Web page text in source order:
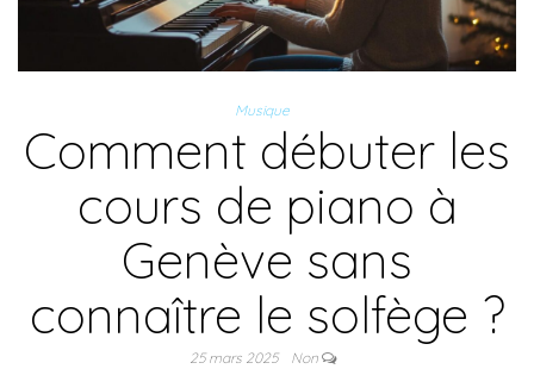
Musique
Comment débuter les
cours de piano à
Genève sans
connaître le solfège ?
25 mars 2025 Non